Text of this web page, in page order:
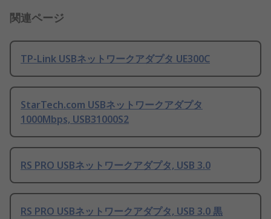
関連ページ
TP-Link USBネットワークアダプタ UE300C
StarTech.com USBネットワークアダプタ
1000Mbps, USB31000S2
RS PRO USBネットワークアダプタ, USB 3.0
RS PRO USBネットワークアダプタ, USB 3.0 黒